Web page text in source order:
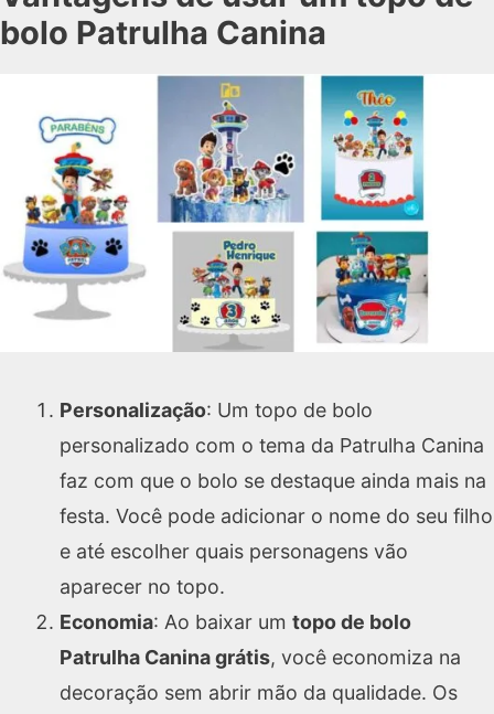
bolo Patrulha Canina
Personalização: Um topo de bolo
personalizado com o tema da Patrulha Canina
faz com que o bolo se destaque ainda mais na
festa. Você pode adicionar o nome do seu filho
e até escolher quais personagens vão
aparecer no topo.
Economia: Ao baixar um topo de bolo
Patrulha Canina grátis, você economiza na
decoração sem abrir mão da qualidade. Os